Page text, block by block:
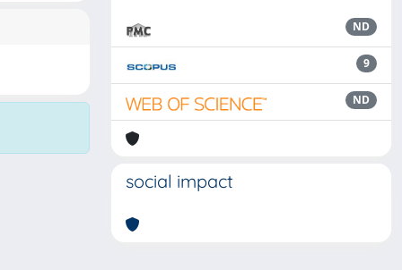
ND
9
ND
social impact